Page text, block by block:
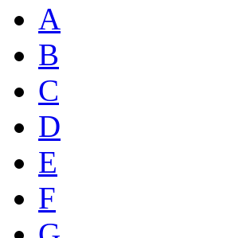
A
B
C
D
E
F